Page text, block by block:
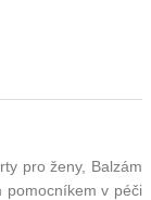
pro ženy, Balzám
pomocníkem v péči